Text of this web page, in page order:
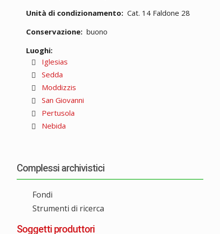
Unità di condizionamento: Cat. 14 Faldone 28
Conservazione: buono
Luoghi:
Iglesias
Sedda
Moddizzis
San Giovanni
Pertusola
Nebida
Complessi archivistici
Fondi
Strumenti di ricerca
Soggetti produttori